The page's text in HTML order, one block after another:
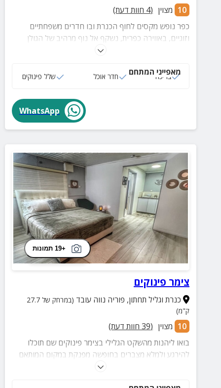
10 מצוין (
4 חוות דעת)
כפר נופש מקסים לחוף הכנרת ובו חדרים משפחתיים
וזוגיים, באווירה כפרית, נשקף אל נוף מרהיב של הגולן
של טיולים, בילויים ומסעדות באיזור.
מאפייני המתחם
בריכה חדר אוכל שלל פינוקים
WhatsApp
+19 תמונות
צימר פינוקים
כנרת וגליל תחתון, פוריה נווה עובד
(במרחק של 27.7
ק"מ)
10 מצוין (
39 חוות דעת)
בואו ליהנות מהשקט הגלילי בצימר פינוקים שם תוכלו
להירגע ולמלא מצברים בחופשה מפנקת במקום המותאם
לציבור הדתי ביישוב פוריה. ביישוב ארבעה בתי כנסת.